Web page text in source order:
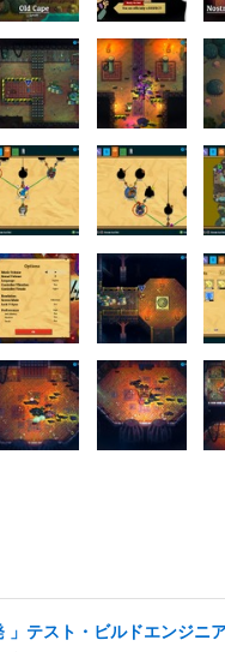
」テスト・ビルドエンジニ